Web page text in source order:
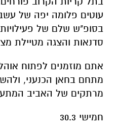
עוטים פלומה יפה של
בסופ"ש שלם של
סדנאות והצגה מטיילת
אתם מוזמנים לפתוח
מתחם בחאן הכנעני,
מרתקים של האביב
חמישי 30.3